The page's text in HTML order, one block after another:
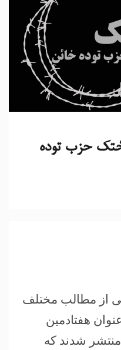
حزب توده
از مطالب مختلف
هفتادمین
شدند که